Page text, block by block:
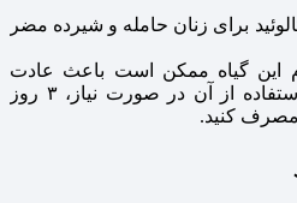
برای زنان حامله و شیرده مضر
روز مداوم این گیاه ممکن است باعث عادت
شود؛ بنابراین پس از ۵ روز استفاده از آن در صورت نیاز، ۳ روز
مصرف کنید.